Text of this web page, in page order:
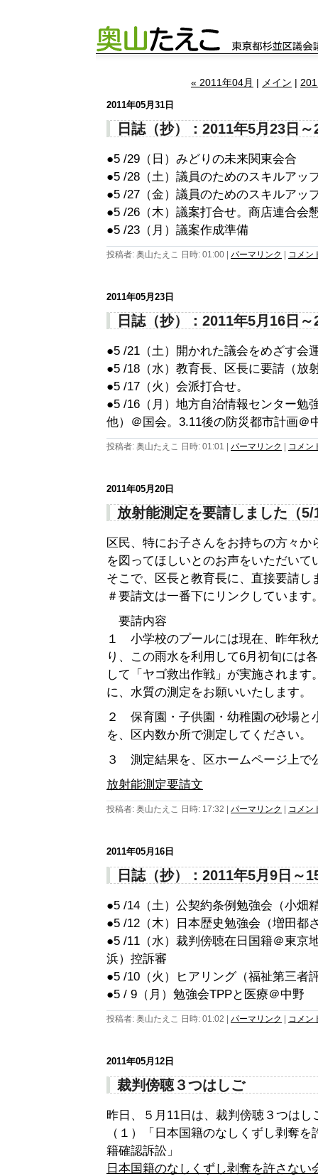
« 2011年04月 | メイン |
2011年05月31日
日誌（抄）：2011年5月23日～
●5 /29（日）みどりの未来関東会合
●5 /28（土）議員のためのスキルアッ
●5 /27（金）議員のためのスキルアッ
●5 /26（木）議案打合せ。商店連合会
●5 /23（月）議案作成準備
投稿者: 奥山たえこ 日時: 01:00 パーマリンク コメン
2011年05月23日
日誌（抄）：2011年5月16日～
●5 /21（土）開かれた議会をめざす会
●5 /18（水）教育長、区長に要請（放
●5 /17（火）会派打合せ。
●5 /16（月）地方自治情報センター勉
他）＠国会。3.11後の防災都市計画＠
投稿者: 奥山たえこ 日時: 01:01 パーマリンク コメン
2011年05月20日
放射能測定を要請しました（5/
区民、特にお子さんをお持ちの方々か
を図ってほしいとのお声をいただいて
そこで、区長と教育長に、直接要請し
＃要請文は一番下にリンクしています
要請内容
１ 小学校のプールには現在、昨年秋
り、この雨水を利用して6月初旬には
して「ヤゴ救出作戦」が実施されます
に、水質の測定をお願いいたします。
２ 保育園・子供園・幼稚園の砂場と
を、区内数か所で測定してください。
３ 測定結果を、区ホームページ上で
放射能測定要請文
投稿者: 奥山たえこ 日時: 17:32 パーマリンク コメン
2011年05月16日
日誌（抄）：2011年5月9日～
●5 /14（土）公契約条例勉強会（小畑
●5 /12（木）日本歴史勉強会（増田都
●5 /11（水）裁判傍聴在日国籍＠東京
浜）控訴審
●5 /10（火）ヒアリング（福祉第三者
●5 / 9（月）勉強会TPPと医療＠中野
投稿者: 奥山たえこ 日時: 01:02 パーマリンク コメン
2011年05月12日
裁判傍聴３つはしご
昨日、５月11日は、裁判傍聴３つはし
（１）「日本国籍のなしくずし剥奪
籍確認訴訟」
日本国籍のなしくずし剥奪を許さない